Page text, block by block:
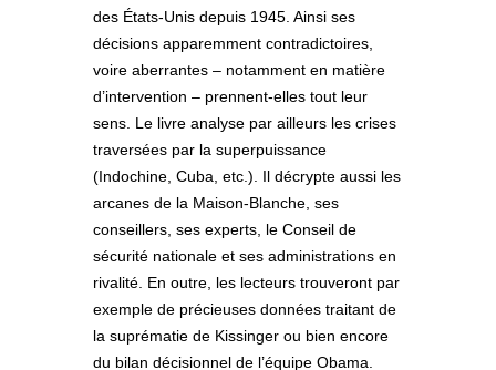
des États-Unis depuis 1945. Ainsi ses
décisions apparemment contradictoires,
voire aberrantes – notamment en matière
d’intervention – prennent-elles tout leur
sens. Le livre analyse par ailleurs les crises
traversées par la superpuissance
(Indochine, Cuba, etc.). Il décrypte aussi les
arcanes de la Maison-Blanche, ses
conseillers, ses experts, le Conseil de
sécurité nationale et ses administrations en
rivalité. En outre, les lecteurs trouveront par
exemple de précieuses données traitant de
la suprématie de Kissinger ou bien encore
du bilan décisionnel de l’équipe Obama.